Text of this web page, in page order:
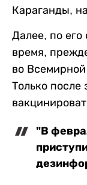
Караганды,
Далее, по его
время,
во
Только после
"В